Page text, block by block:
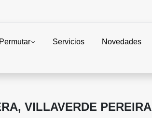
Permutar Servicios Novedades
VILLAVERDE PEREIRA